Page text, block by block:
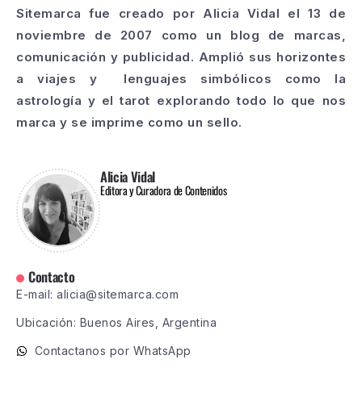
Sitemarca fue creado por Alicia Vidal el 13 de
noviembre de 2007 como un blog de marcas,
comunicación y publicidad. Amplió sus horizontes
a viajes y lenguajes simbólicos como la
astrología y el tarot explorando todo lo que nos
marca y se imprime como un sello.
Alicia Vidal
Editora y Curadora de Contenidos
Contacto
E-mail: alicia@sitemarca.com
Ubicación: Buenos Aires, Argentina
Contactanos por WhatsApp